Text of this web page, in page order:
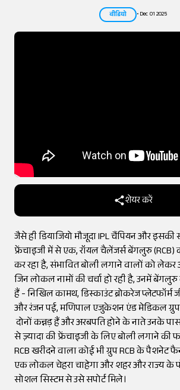
वीडियो •Dec 01 2025
शेयर करें
जैसे ही डियाजियो मौजूदा IPL चैंपियन और
फ्रेंचाइजी में से एक, रॉयल चैलेंजर्स बेंगलुरु (RCB)
कर रहा है, संभावित बोली लगाने वालों को
जिन लोकल नामों की चर्चा हो रही है, उनमें
हैं - निखिल कामथ, डिस्काउंट ब्रोकरेज प्लेटफॉर्म
और रंजन पई, मणिपाल एजुकेशन एंड मेडिकल ग्रुप
दोनों कन्नड़ हैं और अरबपति होने के नाते उनके
से ज़्यादा की फ्रेंचाइजी के लिए बोली लगाने की
RCB खरीदने वाला कोई भी ग्रुप RCB के
एक लोकल चेहरा चाहेगा और शहर और राज्य के
सोशल सिस्टम से उसे सपोर्ट मिले।